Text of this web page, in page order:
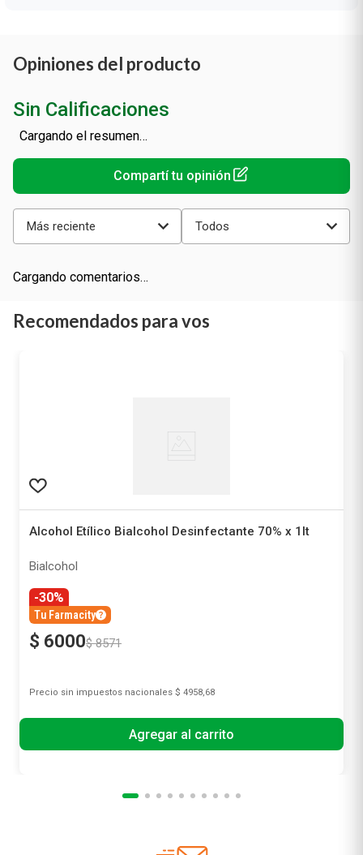
Opiniones del producto
Sin Calificaciones
Cargando el resumen…
Más reciente Todos
Cargando comentarios…
Recomendados para vos
Alcohol Etílico Bialcohol Desinfectante 70% x 1lt
Bialcohol
-30%
Tu Farmacity
$ 6000$ 8571
Precio sin impuestos nacionales $ 4958,68
Agregar al carrito